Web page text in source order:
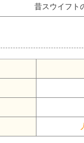
昔スウイフト